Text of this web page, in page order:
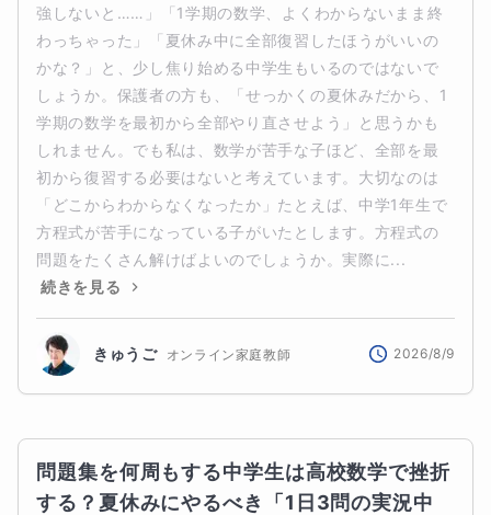
強しないと……」「1学期の数学、よくわからないまま終
わっちゃった」「夏休み中に全部復習したほうがいいの
かな？」と、少し焦り始める中学生もいるのではないで
しょうか。保護者の方も、「せっかくの夏休みだから、1
学期の数学を最初から全部やり直させよう」と思うかも
しれません。でも私は、数学が苦手な子ほど、全部を最
初から復習する必要はないと考えています。大切なのは
「どこからわからなくなったか」たとえば、中学1年生で
方程式が苦手になっている子がいたとします。方程式の
問題をたくさん解けばよいのでしょうか。実際に...
続きを見る
きゅうご オンライン家庭教師 2026/8/9
問題集を何周もする中学生は高校数学で挫折
する？夏休みにやるべき「1日3問の実況中